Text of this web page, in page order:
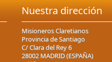
Nuestra dirección
Misioneros Claretianos
Provincia de Santiago
C/ Clara del Rey 6
28002 MADRID (ESPAÑA)